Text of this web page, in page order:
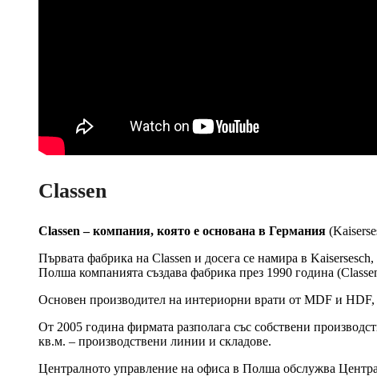
Classen
Classen – компания, която е основана в Германия
Първата фабрика на Classen и досега се намира в
Полша компанията създава фабрика през 1990 година
Основен производител на интериорни врати от MDF и
От 2005 година фирмата разполага със собствени
кв.м. – производствени линии и складове.
Централното управление на офиса в Полша обслужва